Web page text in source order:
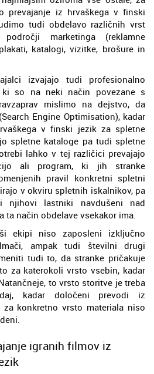
prevajanje iz hrvaškega v finski
tudi obdelavo različnih vrst
marketinga (reklamne
katalogi, vizitke, brošure in
izvajajo tudi profesionalno
ki so na neki način povezane s
mislimo na dejstvo, da
Engine Optimisation), kadar
v finski jezik za spletne
spletne kataloge pa tudi spletne
lahko v tej različici prevajajo
ali program, ki jih stranke
pravil konkretni spletni
v okviru spletnih iskalnikov, pa
lastniki navdušeni nad
način obdelave vsekakor ima.
ekipi niso zaposleni izključno
ampak tudi številni drugi
tudi to, da stranke pričakuje
za katerokoli vrsto vsebin, kadar
to vrsto storitve je treba
kadar določeni prevodi iz
konkretno vrsto materiala niso
igranih filmov iz